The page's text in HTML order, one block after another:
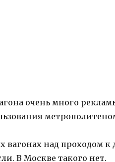
очень много
вагонах над проходом
В Москве такого нет.